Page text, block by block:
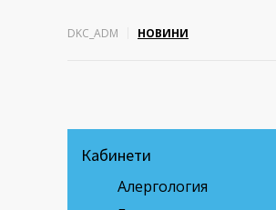
DKC_ADM НОВИНИ
Кабинети
Алергология